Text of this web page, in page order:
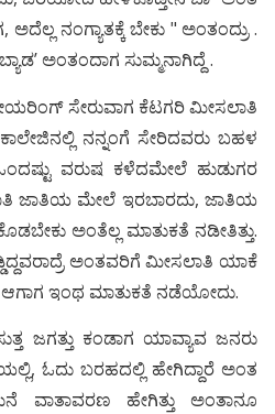
ನಂಗ್ಯಾತಕ್ಕೆ ಬೇಕು " ಅಂತಂದ್ರು .
ಅಂತಂದಾಗ ಸುಮ್ಮನಾಗಿದ್ದೆ .
ಸೇರುವಾಗ ಕೆಟಗರಿ ಮೀಸಲಾತಿ
ನನ್ನಂಗೆ ಸೇರಿದವರು ಬಹಳ
ವರುಷ ಕಳೆದಮೇಲೆ ಹುಡುಗರ
ಜಾತಿಯ ಮೇಲೆ ಇರಬಾರದು, ಜಾತಿಯ
ಅಂತೆಲ್ಲ ಮಾತುಕತೆ ನಡೀತಿತ್ತು.
ಅಂತವರಿಗೆ ಮೀಸಲಾತಿ ಯಾಕೆ
ಇಂಥ ಮಾತುಕತೆ ನಡೆಯೋದು.
ಜಗತ್ತು ಕಂಡಾಗ ಯಾವ್ಯಾವ ಜನರು
ಓದು ಬರಹದಲ್ಲಿ ಹೇಗಿದ್ದಾರೆ ಅಂತ
ವಾತಾವರಣ ಹೇಗಿತ್ತು ಅಂತಾನೂ